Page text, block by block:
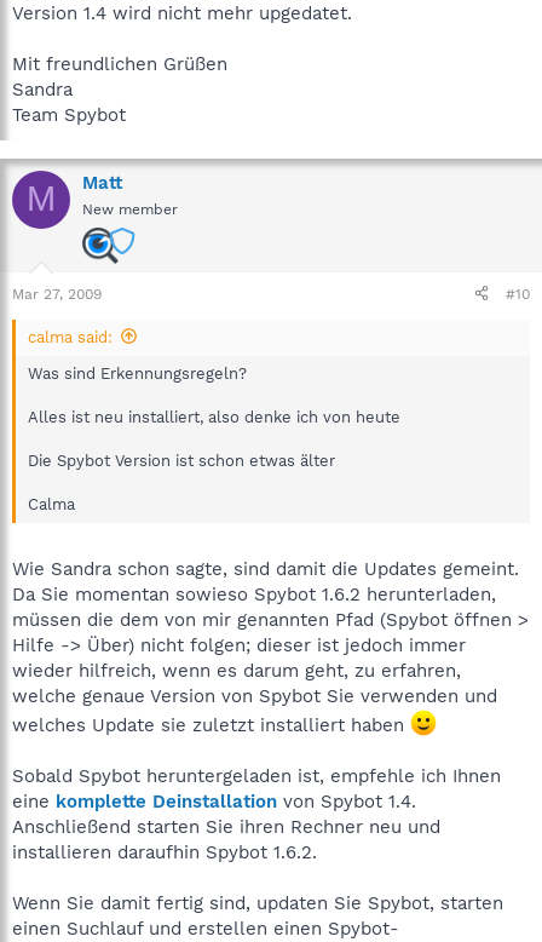
Version 1.4 wird nicht mehr upgedatet.
Mit freundlichen Grüßen
Sandra
Team Spybot
M Matt
New member
Mar 27, 2009 #10
calma said:
Was sind Erkennungsregeln?
Alles ist neu installiert, also denke ich von heute
Die Spybot Version ist schon etwas älter
Calma
Wie Sandra schon sagte, sind damit die Updates gemeint.
Da Sie momentan sowieso Spybot 1.6.2 herunterladen,
müssen die dem von mir genannten Pfad (Spybot öffnen >
Hilfe -> Über) nicht folgen; dieser ist jedoch immer
wieder hilfreich, wenn es darum geht, zu erfahren,
welche genaue Version von Spybot Sie verwenden und
welches Update sie zuletzt installiert haben
Sobald Spybot heruntergeladen ist, empfehle ich Ihnen
eine komplette Deinstallation von Spybot 1.4.
Anschließend starten Sie ihren Rechner neu und
installieren daraufhin Spybot 1.6.2.
Wenn Sie damit fertig sind, updaten Sie Spybot, starten
einen Suchlauf und erstellen einen Spybot-